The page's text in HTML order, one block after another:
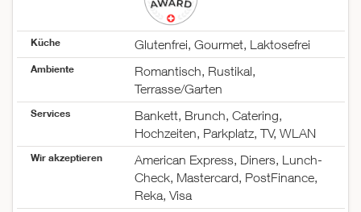
Küche Glutenfrei, Gourmet, Laktosefrei
Ambiente
Romantisch, Rustikal,
Terrasse/Garten
Services
Bankett, Brunch, Catering,
Hochzeiten, Parkplatz, TV, WLAN
Wir akzeptieren
American Express, Diners, Lunch-
Check, Mastercard, PostFinance,
Reka, Visa